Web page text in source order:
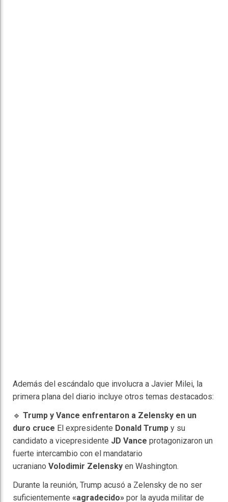
Además del escándalo que involucra a Javier Milei, la
primera plana del diario incluye otros temas destacados:
🔹 Trump y Vance enfrentaron a Zelensky en un
duro cruce El expresidente Donald Trump y su
candidato a vicepresidente JD Vance protagonizaron un
fuerte intercambio con el mandatario
ucraniano Volodimir Zelensky en Washington.
Durante la reunión, Trump acusó a Zelensky de no ser
suficientemente «agradecido» por la ayuda militar de